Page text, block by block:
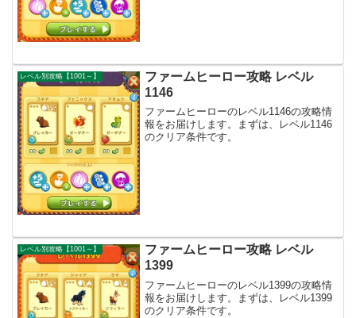
レベル別攻略【1001～】
ファームヒーロー攻略 レベル
1146
ファームヒーローのレベル1146の攻略情
報をお届けします。まずは、レベル1146
のクリア条件です。
レベル別攻略【1001～】
ファームヒーロー攻略 レベル
1399
ファームヒーローのレベル1399の攻略情
報をお届けします。まずは、レベル1399
のクリア条件です。